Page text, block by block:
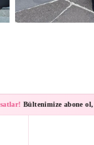
Bültenimize abone ol,